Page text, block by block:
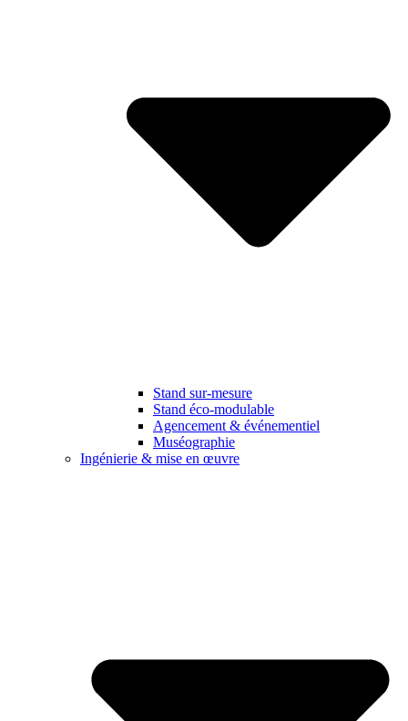
Stand sur-mesure
Stand éco-modulable
Agencement & événementiel
Muséographie
Ingénierie & mise en œuvre